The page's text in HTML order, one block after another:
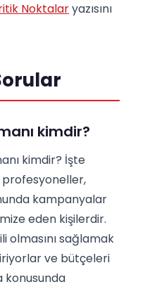
Noktalaryazısını
kimdir?
kimdir? İşte
kampanyalar
eden kişilerdir.
olmasını sağlamak
ve bütçeleri
konusunda